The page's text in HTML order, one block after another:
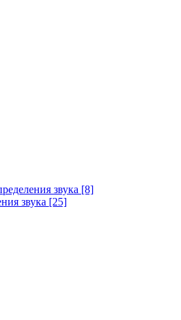
звука [8]
звука [25]